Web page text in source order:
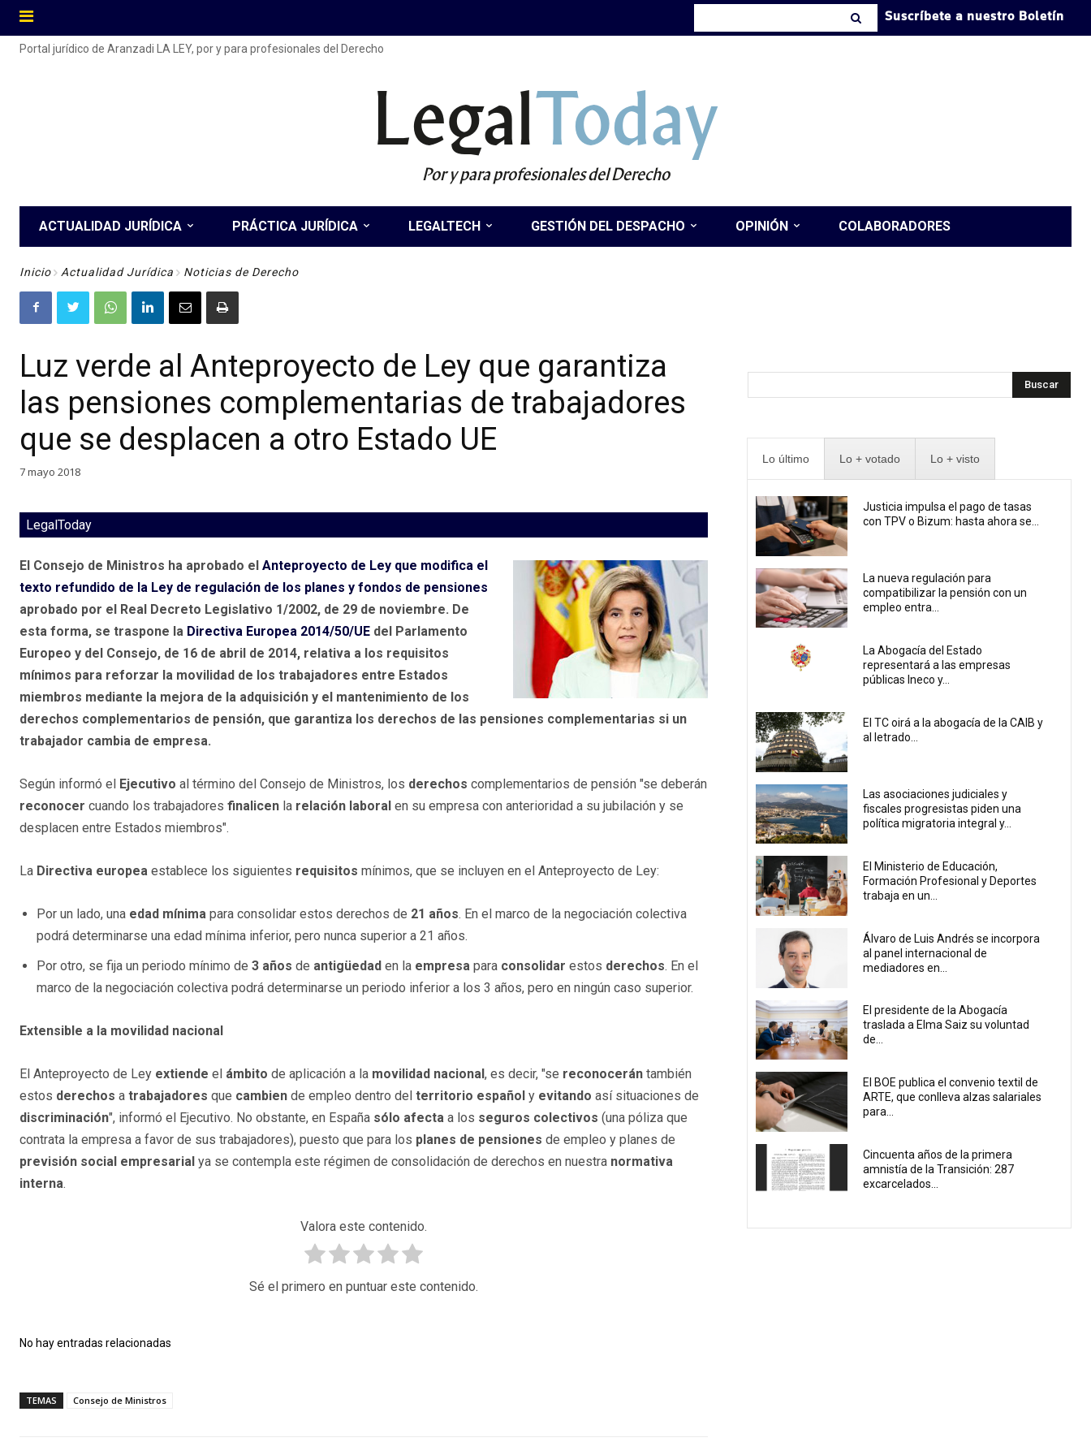
Suscríbete a nuestro Boletín
Portal jurídico de Aranzadi LA LEY, por y para profesionales del Derecho
LegalToday
Por y para profesionales del Derecho
ACTUALIDAD JURÍDICA PRÁCTICA JURÍDICA LEGALTECH GESTIÓN DEL DESPACHO OPINIÓN COLABORADORES
Inicio Actualidad Jurídica Noticias de Derecho
Luz verde al Anteproyecto de Ley que garantiza
las pensiones complementarias de trabajadores
que se desplacen a otro Estado UE
7 mayo 2018
LegalToday
El Consejo de Ministros ha aprobado el Anteproyecto de Ley que modifica el
texto refundido de la Ley de regulación de los planes y fondos de pensiones
aprobado por el Real Decreto Legislativo 1/2002, de 29 de noviembre. De
esta forma, se traspone la Directiva Europea 2014/50/UE del Parlamento
Europeo y del Consejo, de 16 de abril de 2014, relativa a los requisitos
mínimos para reforzar la movilidad de los trabajadores entre Estados
miembros mediante la mejora de la adquisición y el mantenimiento de los
derechos complementarios de pensión, que garantiza los derechos de las pensiones complementarias si un
trabajador cambia de empresa.
Según informó el Ejecutivo al término del Consejo de Ministros, los derechos complementarios de pensión "se deberán
reconocer cuando los trabajadores finalicen la relación laboral en su empresa con anterioridad a su jubilación y se
desplacen entre Estados miembros".
La Directiva europea establece los siguientes requisitos mínimos, que se incluyen en el Anteproyecto de Ley:
Por un lado, una edad mínima para consolidar estos derechos de 21 años. En el marco de la negociación colectiva
podrá determinarse una edad mínima inferior, pero nunca superior a 21 años.
Por otro, se fija un periodo mínimo de 3 años de antigüedad en la empresa para consolidar estos derechos. En el
marco de la negociación colectiva podrá determinarse un periodo inferior a los 3 años, pero en ningún caso superior.
Extensible a la movilidad nacional
El Anteproyecto de Ley extiende el ámbito de aplicación a la movilidad nacional , es decir, "se reconocerán también
estos derechos a trabajadores que cambien de empleo dentro del territorio español y evitando así situaciones de
discriminación", informó el Ejecutivo. No obstante, en España sólo afecta a los seguros colectivos (una póliza que
contrata la empresa a favor de sus trabajadores), puesto que para los planes de pensiones de empleo y planes de
previsión social empresarial ya se contempla este régimen de consolidación de derechos en nuestra normativa
interna.
Valora este contenido.
Sé el primero en puntuar este contenido.
No hay entradas relacionadas
TEMAS Consejo de Ministros
Buscar
Lo último Lo + votado Lo + visto
Justicia impulsa el pago de tasas
con TPV o Bizum: hasta ahora se...
La nueva regulación para
compatibilizar la pensión con un
empleo entra...
La Abogacía del Estado
representará a las empresas
públicas Ineco y...
El TC oirá a la abogacía de la CAIB y
al letrado...
Las asociaciones judiciales y
fiscales progresistas piden una
política migratoria integral y...
El Ministerio de Educación,
Formación Profesional y Deportes
trabaja en un...
Álvaro de Luis Andrés se incorpora
al panel internacional de
mediadores en...
El presidente de la Abogacía
traslada a Elma Saiz su voluntad
de...
El BOE publica el convenio textil de
ARTE, que conlleva alzas salariales
para...
Cincuenta años de la primera
amnistía de la Transición: 287
excarcelados...